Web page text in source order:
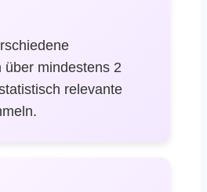
über mindestens 2
relevante